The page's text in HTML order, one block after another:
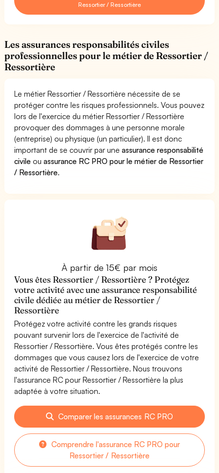
Ressortier / Ressortière
Les assurances responsabilités civiles
professionnelles pour le métier de Ressortier /
Ressortière
Le métier Ressortier / Ressortière nécessite de se
protéger contre les risques professionnels. Vous pouvez
lors de l'exercice du métier Ressortier / Ressortière
provoquer des dommages à une personne morale
(entreprise) ou physique (un particulier). Il est donc
important de se couvrir par uneassurance responsabilité
civile ouassurance RC PRO pour le métier de Ressortier
/ Ressortière.
À partir de 15€ par mois
Vous êtes Ressortier / Ressortière ? Protégez
votre activité avec une assurance responsabilité
civile dédiée au métier de Ressortier /
Ressortière
Protégez votre activité contre les grands risques
pouvant survenir lors de l'exercice de l'activité de
Ressortier / Ressortière. Vous êtes protégés contre les
dommages que vous causez lors de l'exercice de votre
activité de Ressortier / Ressortière. Nous trouvons
l'assurance RC pour Ressortier / Ressortière la plus
adaptée à votre situation.
Comparer les assurances RC PRO
Comprendre l'assurance RC PRO pour
Ressortier / Ressortière